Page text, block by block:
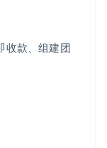
收款、组建团